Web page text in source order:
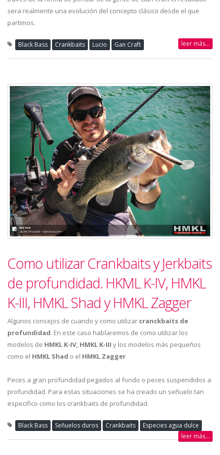
sera realmente una evolución del concepto clásico desde el que
partimos.
Black Bass Crankbaits Lucio Gan Craft leer más...
Como utilizar Crankbaits y Jerkbaits
de profundidad. HKML K-IV, HMKL
K-III, HMKL Shad y HMKL Zagger
Algunos consejos de cuando y como utilizar cranckbaits de
profundidad. En este caso hablaremos de como utilizar los
modelos de HMKL K-IV, HMKL K-III y los modelos más pequeños
como el HMKL Shad o el HMKL Zagger.
Peces a gran profundidad pegados al fondo o peces suspendidos a
profundidad. Para estas situaciones se ha creado un señuelo tan
especifico como los crankbaits de profundidad.
Black Bass Señuelos duros Crankbaits
Especies agua dulce
leer más...